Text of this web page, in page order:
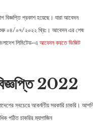
বিজ্ঞপ্তি প্রকাশ হয়েছে। যারা আবেদন
শুরু ০৪/০৭/২০২২ খ্রি:। আবেদন এর শেষ
লিমিটেড-এ আবেদন করতে ভিজিট
2022
সবচেয়ে আকর্ষণীয় সরকারি চাকরি।
পঠিত চাকরির ম্যাগাজিন